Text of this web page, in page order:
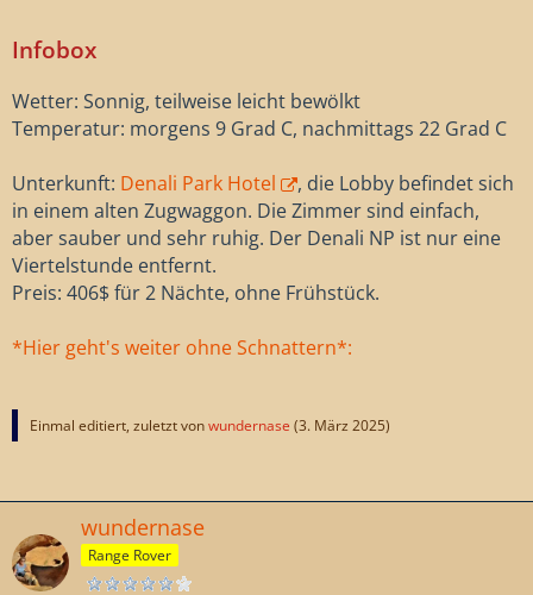
Infobox
Wetter: Sonnig, teilweise leicht bewölkt
Temperatur: morgens 9 Grad C, nachmittags 22 Grad C
Unterkunft: Denali Park Hotel
, die Lobby befindet sich
in einem alten Zugwaggon. Die Zimmer sind einfach,
aber sauber und sehr ruhig. Der Denali NP ist nur eine
Viertelstunde entfernt.
Preis: 406$ für 2 Nächte, ohne Frühstück.
*Hier geht's weiter ohne Schnattern*:
Einmal editiert, zuletzt vonwundernase (3. März 2025)
wundernase
Range Rover